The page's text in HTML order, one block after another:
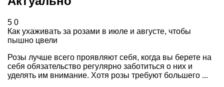
5 0
Как ухаживать за розами в июле и августе, чтобы
пышно цвели
Розы лучше всего проявляют себя, когда вы берете на
себя обязательство регулярно заботиться о них и
уделять им внимание. Хотя розы требуют большего ...